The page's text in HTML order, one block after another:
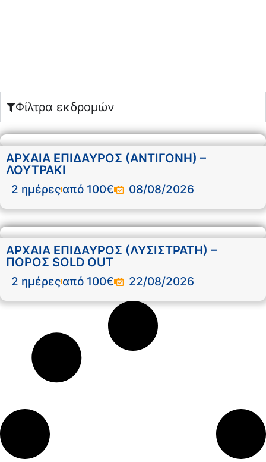
Φίλτρα εκδρομών
ΑΡΧΑΙΑ ΕΠΙΔΑΥΡΟΣ (ΑΝΤΙΓΟΝΗ) –
ΛΟΥΤΡΑΚΙ
2 ημέρεςαπό 100€ 08/08/2026
ΑΡΧΑΙΑ ΕΠΙΔΑΥΡΟΣ (ΛΥΣΙΣΤΡΑΤΗ) –
ΠΟΡΟΣ SOLD OUT
2 ημέρεςαπό 100€ 22/08/2026